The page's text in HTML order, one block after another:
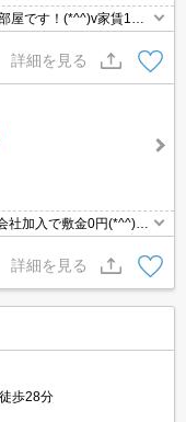
です！(*^^)v家賃1ヶ
ずはお気軽にお問い合
詳細を見る
社加入で敷金0円(*^^)v
。まずはお問合せくだ
詳細を見る
歩28分